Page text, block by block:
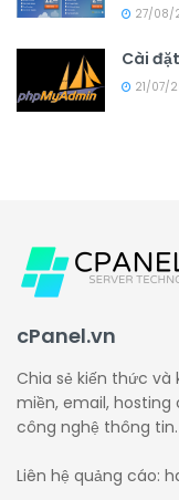
27/08/
Cài
21/07/
cPanel.vn
Chia sẻ kiến thức
miền, email,
công nghệ thông tin.
Liên hệ quảng cáo: